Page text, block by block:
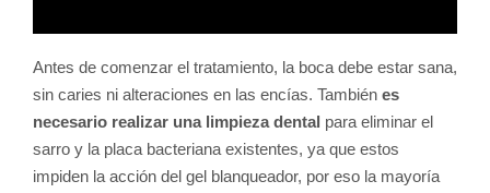
Antes de comenzar el tratamiento, la boca debe estar sana,
sin caries ni alteraciones en las encías. También es
necesario realizar una limpieza dental para eliminar el
sarro y la placa bacteriana existentes, ya que estos
impiden la acción del gel blanqueador, por eso la mayoría